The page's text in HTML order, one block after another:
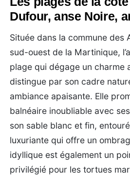
Dufour, anse Noire,
Située dans la commune des
sud-ouest de la Martinique,
plage qui dégage un charme
distingue par son cadre
ambiance apaisante. Elle
balnéaire inoubliable avec
son sable blanc et fin,
luxuriante qui offre un
idyllique est également un
privilégié pour les tortues